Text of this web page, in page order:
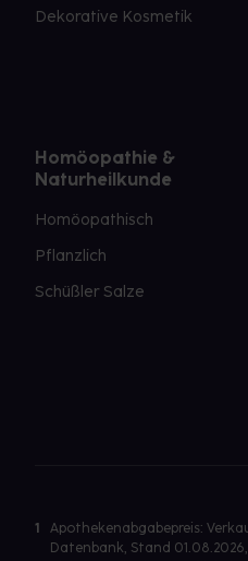
Dekorative Kosmetik
Homöopathie &
Naturheilkunde
Homöopathisch
Pflanzlich
Schüßler Salze
1
Apothekenabgabepreis:
Datenbank, Stand